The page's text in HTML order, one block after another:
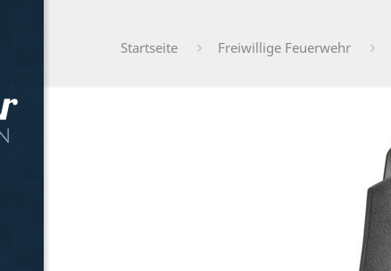
Startseite Freiwillige Feuerwehr